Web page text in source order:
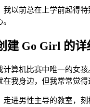
以前总在上学前起得
建 Go Girl 的详
算机比赛中唯一的女
我身边，但我常常觉得
进男性主导的教室，